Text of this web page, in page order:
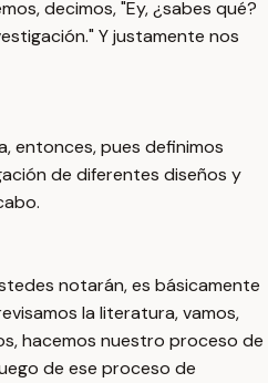
decimos, "Ey, ¿sabes qué?
Y justamente nos
entonces, pues definimos
de diferentes diseños y
notarán, es básicamente
la literatura, vamos,
hacemos nuestro proceso de
de ese proceso de